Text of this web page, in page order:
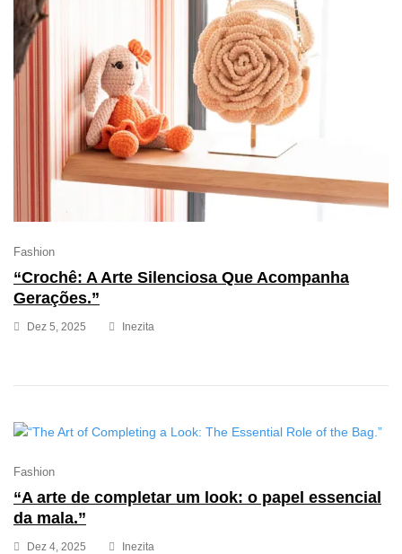
Fashion
“Crochê: A Arte Silenciosa Que Acompanha
Gerações.”
Dez 5, 2025 Inezita
Fashion
“A arte de completar um look: o papel essencial
da mala.”
Dez 4, 2025 Inezita